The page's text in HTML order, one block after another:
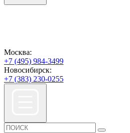
Москва:
+7 (495) 984-3499
Новосибирск:
+7 (383) 230-0255